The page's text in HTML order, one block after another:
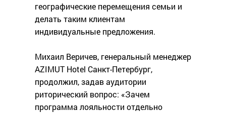
географические перемещения семьи и
делать таким клиентам
индивидуальные предложения.
Михаил Веричев, генеральный менеджер
AZIMUT Hotel Санкт-Петербург,
продолжил, задав аудитории
риторический вопрос: «Зачем
программа лояльности отдельно